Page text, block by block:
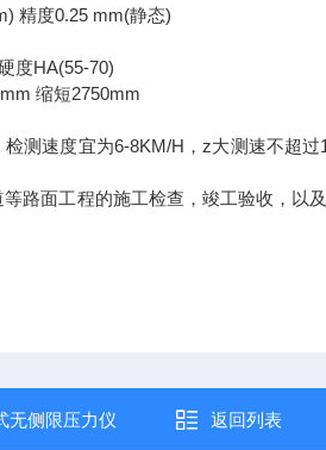
精度0.25 mm(静态)
度HA(55-70)
缩短2750mm
检测速度宜为6-8KM/H ，z大测速不超过
路面工程的施工检查，竣工验收，以
无侧限压力仪 返回列表